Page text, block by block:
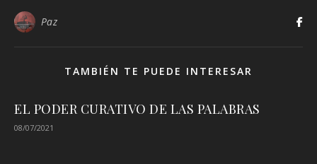
Paz
TAMBIÉN TE PUEDE INTERESAR
EL PODER CURATIVO DE LAS PALABRAS
08/07/2021